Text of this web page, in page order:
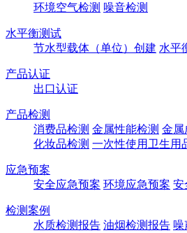
环境空气检测 噪音检测
水平衡测试
节水型载体（单位）创建 水平
产品认证
出口认证
产品检测
消费品检测 金属性能检测 金属
化妆品检测 一次性使用卫生用
应急预案
安全应急预案 环境应急预案 安
检测案例
水质检测报告 油烟检测报告 噪